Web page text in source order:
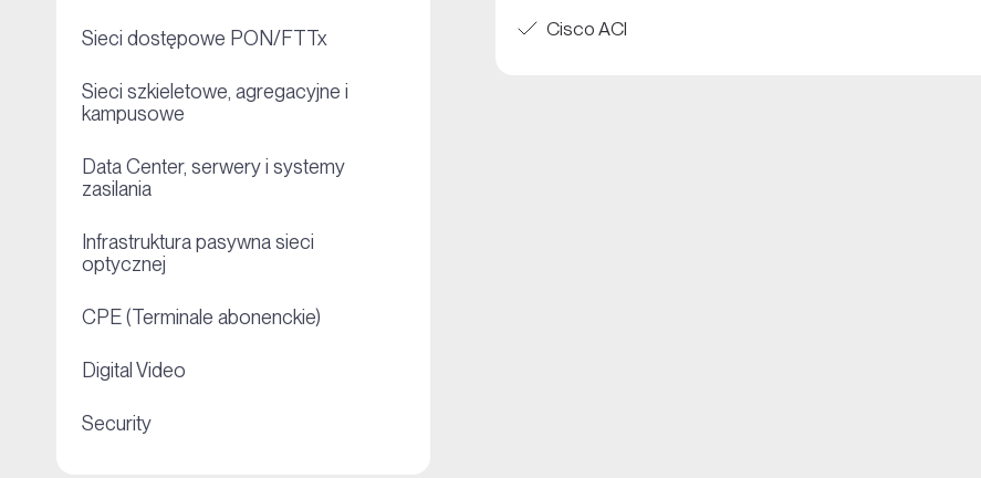
Cisco ACI
Sieci dostępowe PON/FTTx
Sieci szkieletowe, agregacyjne i
kampusowe
Data Center, serwery i systemy
zasilania
Infrastruktura pasywna sieci
optycznej
CPE (Terminale abonenckie)
Digital Video
Security